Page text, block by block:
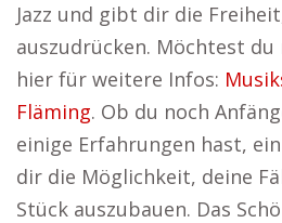
Jazz und gibt dir die
auszudrücken. Möchtest du
hier für weitere Infos:
Fläming. Ob du noch
einige Erfahrungen hast,
dir die Möglichkeit, deine
Stück auszubauen. Das